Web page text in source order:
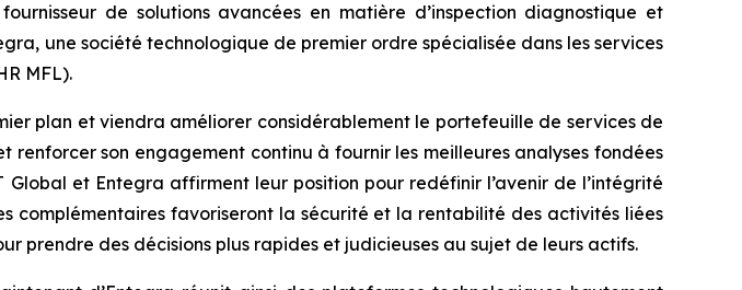
de solutions avancées en matière d’inspection diagnostique et
une société technologique de premier ordre spécialisée dans les services
MFL).
plan et viendra améliorer considérablement le portefeuille de services de
renforcer son engagement continu à fournir les meilleures analyses fondées
et Entegra affirment leur position pour redéfinir l’avenir de l’intégrité
complémentaires favoriseront la sécurité et la rentabilité des activités liées
prendre des décisions plus rapides et judicieuses au sujet de leurs actifs.